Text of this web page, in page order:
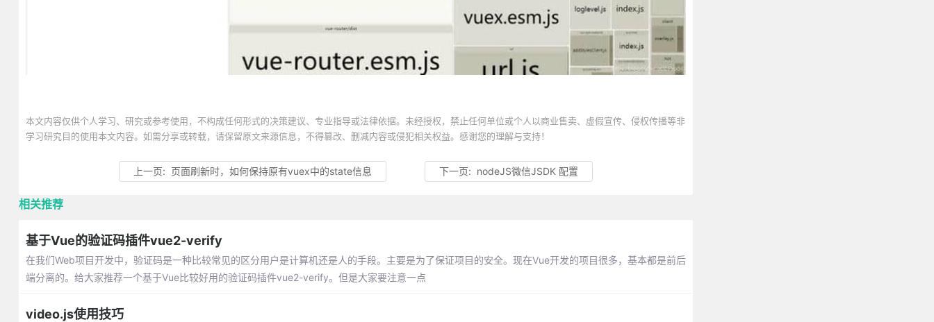
本文内容仅供个人学习、研究或参考使用，不构成任何形式的决策建议、专业指导或法律依据。未经授权，禁止任何单位或个人以商业售卖、虚假宣传、侵权传播等非
学习研究目的使用本文内容。如需分享或转载，请保留原文来源信息，不得篡改、删减内容或侵犯相关权益。感谢您的理解与支持！
上一页: 页面刷新时，如何保持原有vuex中的state信息 下一页: nodeJS微信JSDK 配置
相关推荐
基于Vue的验证码插件vue2-verify
在我们Web项目开发中，验证码是一种比较常见的区分用户是计算机还是人的手段。主要是为了保证项目的安全。现在Vue开发的项目很多，基本都是前后
端分离的。给大家推荐一个基于Vue比较好用的验证码插件vue2-verify。但是大家要注意一点
video.js使用技巧